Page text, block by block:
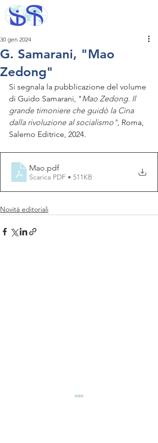
G. Samarani, "Mao
Zedong"
30 gen 2024
Si segnala la pubblicazione del volume
di Guido Samarani, "Mao Zedong. Il
grande timoniere che guidò la Cina
dalla rivoluzione al socialismo", Roma,
Salerno Editrice, 2024.
Mao.pdf
Scarica PDF • 511KB
Novità editoriali